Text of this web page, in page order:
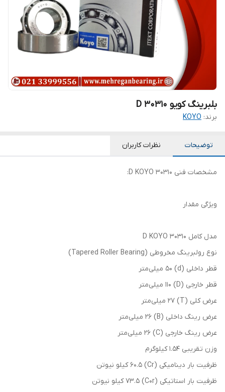
بلبرینگ کویو 30310 D
برند: KOYO
توضیحات نظرات کاربران
مشخصات فنی 30310 D KOYO:
ویژگی مقدار
مدل کامل 30310 D KOYO
نوع رولبرینگ مخروطی (Tapered Roller Bearing)
قطر داخلی (d) 50 میلی‌متر
قطر خارجی (D) 110 میلی‌متر
عرض کلی (T) 27 میلی‌متر
عرض رینگ داخلی (B) 26 میلی‌متر
عرض رینگ خارجی (C) 26 میلی‌متر
وزن تقریبی 1.54 کیلوگرم
ظرفیت بار دینامیکی (Cr) 60.5 کیلو نیوتن
ظرفیت بار استاتیکی (C0r) 73.5 کیلو نیوتن